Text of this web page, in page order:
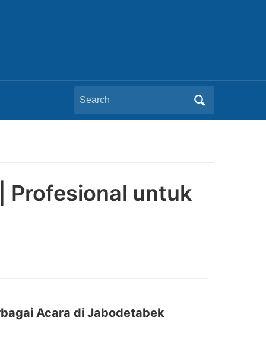
Search
for:
Profesional untuk
Acara di Jabodetabek